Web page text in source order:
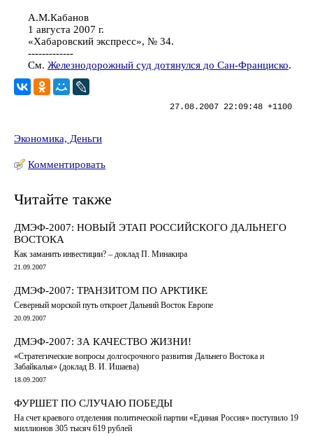
А.М.Кабанов
1 августа 2007 г.
«Хабаровский экспресс», № 34.
-------------
См. Железнодорожный суд дотянулся до Сан-Франциско.
27.08.2007 22:09:48 +1100
Экономика, Деньги
Комментировать
Читайте также
ДМЭФ-2007: НОВЫЙ ЭТАП РОССИЙСКОГО ДАЛЬНЕГО
ВОСТОКА
Как заманить инвестиции? – доклад П. Минакира
21.09.2007
ДМЭФ-2007: ТРАНЗИТОМ ПО АРКТИКЕ
Северный морской путь откроет Дальний Восток Европе
20.09.2007
ДМЭФ-2007: ЗА КАЧЕСТВО ЖИЗНИ!
«Стратегические вопросы долгосрочного развития Дальнего Востока и
Забайкалья» (доклад В. И. Ишаева)
18.09.2007
ФУРШЕТ ПО СЛУЧАЮ ПОБЕДЫ
На счет краевого отделения политической партии «Единая Россия» поступило 19
миллионов 305 тысяч 619 рублей